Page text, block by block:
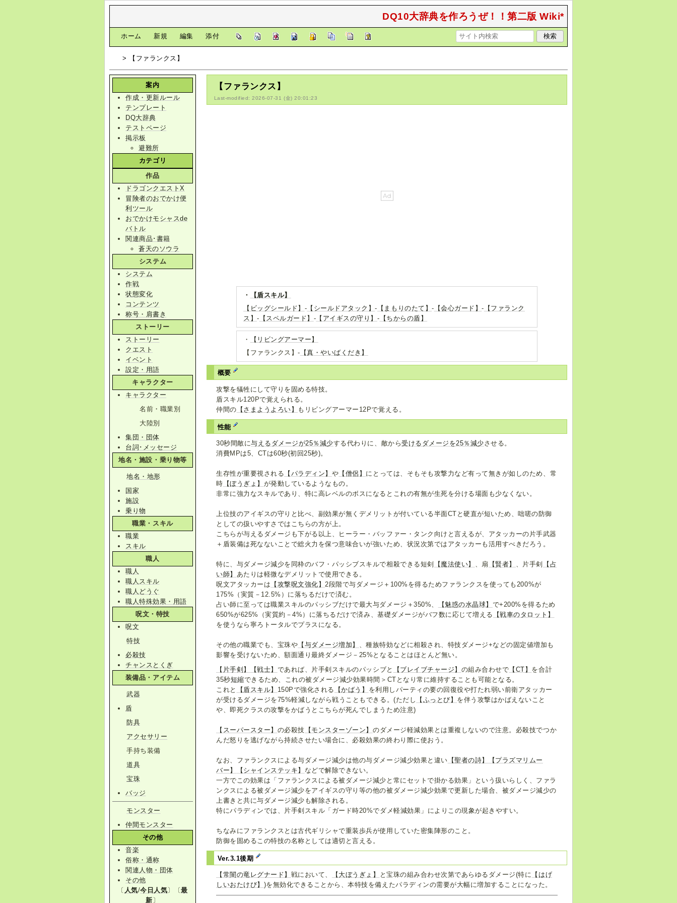
DQ10大辞典を作ろうぜ！！第二版 Wiki*
ホーム 新規 編集 添付
> 【ファランクス】
【ファランクス】
Last-modified: 2026-07-31 (金) 20:01:23
・
【盾スキル】
【ビッグシールド】 - 【シールドアタック】- 【まもりのたて】- 【会心ガード】- 【ファランク
ス】- 【スペルガード】 - 【アイギスの守り】 - 【ちからの盾】
・
【リビングアーマー】
【ファランクス】- 【真・やいばくだき】
概要
攻撃を犠牲にして守りを固める特技。
盾スキル120Pで覚えられる。
仲間の 【さまようよろい】 もリビングアーマー12Pで覚える。
性能
30秒間敵に与えるダメージが25％減少する代わりに、敵から受けるダメージを25％減少させる。
消費MPは5、CTは60秒(初回25秒)。
生存性が重要視される 【パラディン】 や 【僧侶】 にとっては、そもそも攻撃力など有って無きが如しのため、常
時 【ぼうぎょ】 が発動しているようなもの。
非常に強力なスキルであり、特に高レベルのボスになるとこれの有無が生死を分ける場面も少なくない。
上位技のアイギスの守りと比べ、副効果が無くデメリットが付いている半面CTと硬直が短いため、咄嗟の防御
としての扱いやすさではこちらの方が上。
こちらが与えるダメージも下がる以上、ヒーラー・バッファー・タンク向けと言えるが、アタッカーの片手武器
＋盾装備は死なないことで総火力を保つ意味合いが強いため、状況次第ではアタッカーも活用すべきだろう。
特に、与ダメージ減少を同枠のバフ・パッシブスキルで相殺できる短剣 【魔法使い】 、扇 【賢者】 、片手剣
【占
い師】 あたりは軽微なデメリットで使用できる。
呪文アタッカーは 【攻撃呪文強化】2段階で与ダメージ＋100%を得るためファランクスを使っても200%が
175%（実質－12.5%）に落ちるだけで済む。
占い師に至っては職業スキルのパッシブだけで最大与ダメージ＋350%、
【魅惑の水晶球】 で+200%を得るため
650%が625%（実質約－4%）に落ちるだけで済み、基礎ダメージがバフ数に応じて増える
【戦車のタロット】
を使うなら寧ろトータルでプラスになる。
その他の職業でも、宝珠や 【与ダメージ増加】 、種族特効などに相殺され、特技ダメージ+などの固定値増加も
影響を受けないため、額面通り最終ダメージ－25%となることはほとんど無い。
【片手剣】
【戦士】 であれば、片手剣スキルのパッシブと 【ブレイブチャージ】 の組み合わせで 【CT】 を合計
35秒短縮できるため、これの被ダメージ減少効果時間＞CTとなり常に維持することも可能となる。
これと
【盾スキル】 150Pで強化される 【かばう】 を利用しパーティの要の回復役や打たれ弱い前衛アタッカー
が受けるダメージを75%軽減しながら戦うこともできる。(ただし
【ふっとび】 を伴う攻撃はかばえないこと
や、即死クラスの攻撃をかばうとこちらが死んでしまうため注意)
【スーパースター】 の必殺技 【モンスターゾーン】 のダメージ軽減効果とは重複しないので注意。必殺技でつか
んだ怒りを逃げながら持続させたい場合に、必殺効果の終わり際に使おう。
なお、ファランクスによる与ダメージ減少は他の与ダメージ減少効果と違い 【聖者の詩】
【プラズマリムー
バー】
【シャインステッキ】 などで解除できない。
一方でこの効果は「ファランクスによる被ダメージ減少と常にセットで掛かる効果」という扱いらしく、ファラ
ンクスによる被ダメージ減少をアイギスの守り等の他の被ダメージ減少効果で更新した場合、被ダメージ減少の
上書きと共に与ダメージ減少も解除される。
特にパラディンでは、片手剣スキル「ガード時20%でダメ軽減効果」によりこの現象が起きやすい。
ちなみにファランクスとは古代ギリシャで重装歩兵が使用していた密集陣形のこと。
防御を固めるこの特技の名称としては適切と言える。
Ver.3.1後期
【常闇の竜レグナード】 戦において、 【大ぼうぎょ】 と宝珠の組み合わせ次第であらゆるダメージ(特に 【はげ
しいおたけび】 )を無効化できることから、本特技を備えたパラディンの需要が大幅に増加することになった。
案内
作成・更新ルール
テンプレート
DQ大辞典
テストページ
掲示板
避難所
カテゴリ
作品
ドラゴンクエストX
冒険者のおでかけ便
利ツール
おでかけモシャスde
バトル
関連商品･書籍
蒼天のソウラ
システム
システム
作戦
状態変化
コンテンツ
称号・肩書き
ストーリー
ストーリー
クエスト
イベント
設定・用語
キャラクター
キャラクター
名前・職業別
大陸別
集団・団体
台詞･メッセージ
地名・施設・乗り物等
地名・地形
国家
施設
乗り物
職業・スキル
職業
スキル
職人
職人
職人スキル
職人どうぐ
職人特殊効果・用語
呪文・特技
呪文
特技
必殺技
チャンスとくぎ
装備品・アイテム
武器
盾
防具
アクセサリー
手持ち装備
道具
宝珠
バッジ
モンスター
仲間モンスター
その他
音楽
俗称・通称
関連人物・団体
その他
〔 人気/今日人気〕〔最
新 〕